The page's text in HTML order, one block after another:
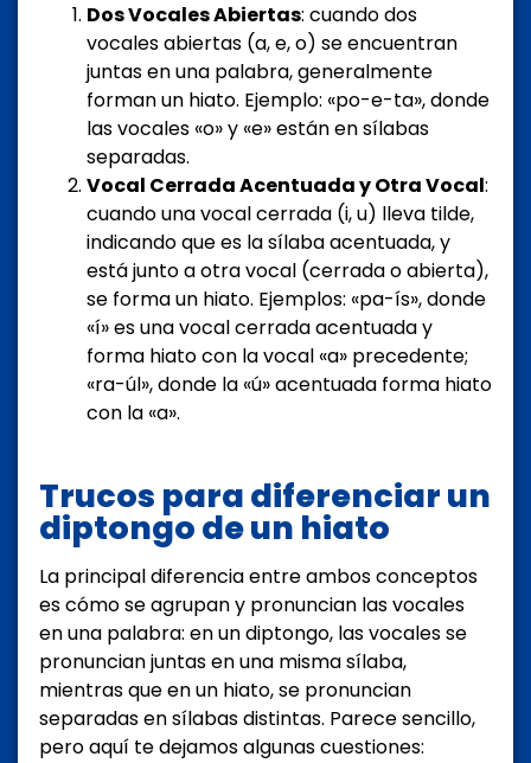
Dos Vocales Abiertas: cuando dos
vocales abiertas (a, e, o) se encuentran
juntas en una palabra, generalmente
forman un hiato. Ejemplo: «po-e-ta», donde
las vocales «o» y «e» están en sílabas
separadas.
Vocal Cerrada Acentuada y Otra Vocal:
cuando una vocal cerrada (i, u) lleva tilde,
indicando que es la sílaba acentuada, y
está junto a otra vocal (cerrada o abierta),
se forma un hiato. Ejemplos: «pa-ís», donde
«í» es una vocal cerrada acentuada y
forma hiato con la vocal «a» precedente;
«ra-úl», donde la «ú» acentuada forma hiato
con la «a».
Trucos para diferenciar un
diptongo de un hiato
La principal diferencia entre ambos conceptos
es cómo se agrupan y pronuncian las vocales
en una palabra: en un diptongo, las vocales se
pronuncian juntas en una misma sílaba,
mientras que en un hiato, se pronuncian
separadas en sílabas distintas. Parece sencillo,
pero aquí te dejamos algunas cuestiones: